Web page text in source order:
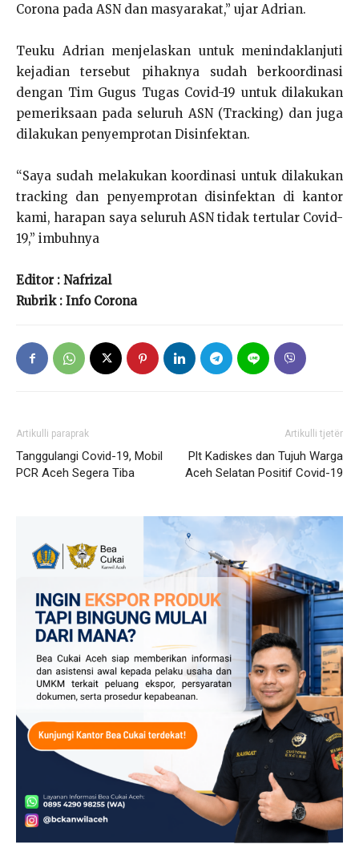
Corona pada ASN dan masyarakat,” ujar Adrian.
Teuku Adrian menjelaskan untuk menindaklanjuti
kejadian tersebut pihaknya sudah berkoordinasi
dengan Tim Gugus Tugas Covid-19 untuk dilakukan
pemeriksaan pada seluruh ASN (Tracking) dan juga
dilakukan penyemprotan Disinfektan.
“Saya sudah melakukan koordinasi untuk dilakukan
tracking dan penyemprotan disinfektan di kantor
kami, harapan saya seluruh ASN tidak tertular Covid-
19,” imbuhnya
Editor : Nafrizal
Rubrik : Info Corona
Artikulli paraprak
Tanggulangi Covid-19, Mobil
PCR Aceh Segera Tiba
Artikulli tjetër
Plt Kadiskes dan Tujuh Warga
Aceh Selatan Positif Covid-19